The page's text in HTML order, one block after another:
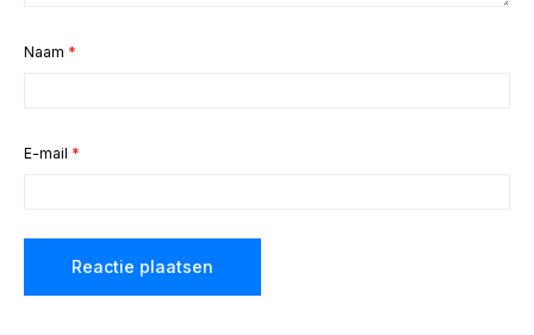
Naam *
E-mail *